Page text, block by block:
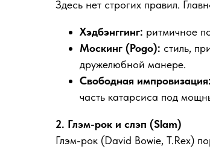
Здесь нет строгих правил.
Хэдбэнггинг: ритмичное
Москинг (Pogo): стиль,
дружелюбной манере.
Свободная импровизация:
часть катарсиса под
2. Глэм-рок и слэп (Slam)
Глэм-рок (David Bowie, T.Rex)